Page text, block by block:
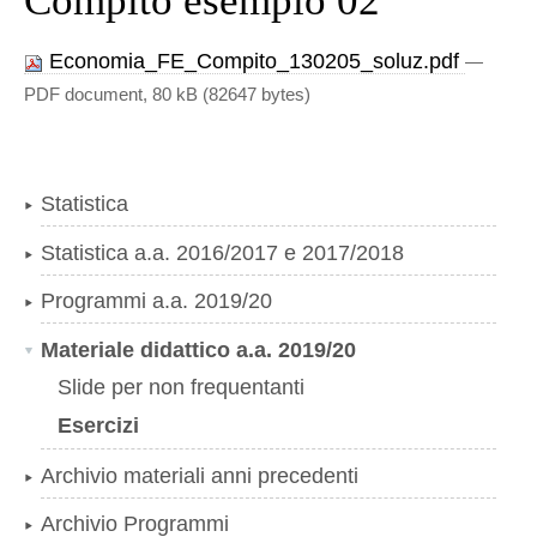
Economia_FE_Compito_130205_soluz.pdf—
PDF document, 80 kB (82647 bytes)
Statistica
Statistica a.a. 2016/2017 e 2017/2018
Programmi a.a. 2019/20
Materiale didattico a.a. 2019/20
Slide per non frequentanti
Esercizi
Archivio materiali anni precedenti
Archivio Programmi